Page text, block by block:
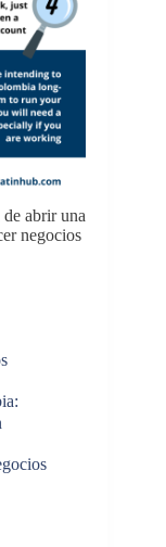
de abrir una
negocios